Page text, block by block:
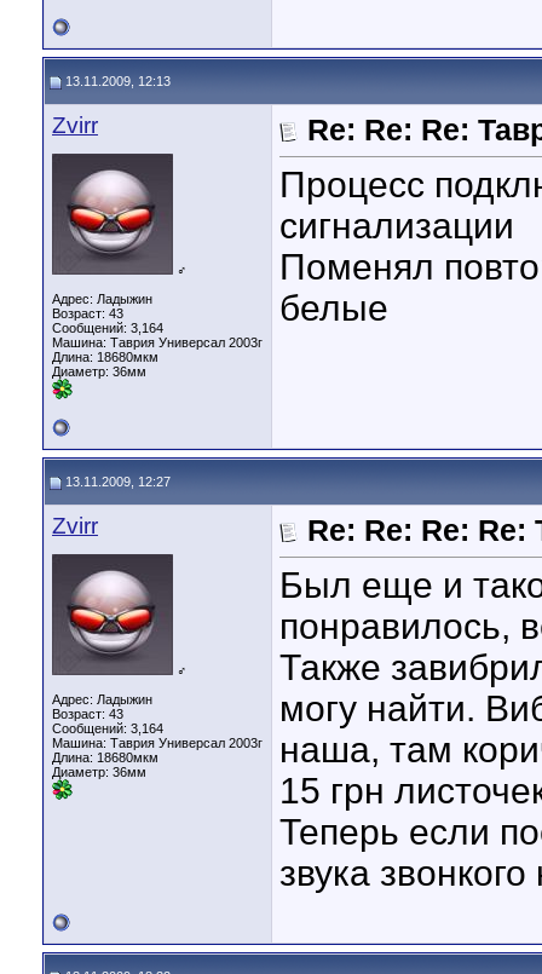
13.11.2009, 12:13
Zvirr
♂
Адрес: Ладыжин
Возраст: 43
Сообщений: 3,164
Машина: Таврия Универсал 2003г
Длина: 18680мкм
Диаметр: 36мм
Re: Re: Re:
Процесс
сигнализации
Поменял
белые
13.11.2009, 12:27
Zvirr
♂
Адрес: Ладыжин
Возраст: 43
Сообщений: 3,164
Машина: Таврия Универсал 2003г
Длина: 18680мкм
Диаметр: 36мм
Re: Re: Re:
Был еще и
понравилось,
Также
могу найти.
наша, там
15 грн
Теперь если
звука